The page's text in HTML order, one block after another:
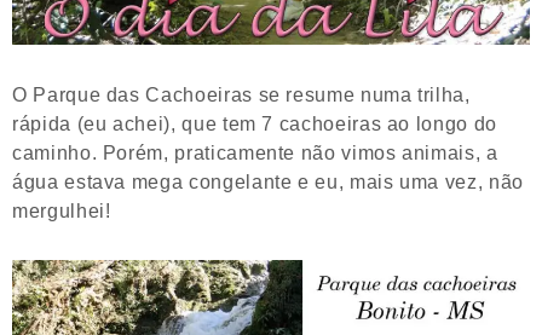
O Parque das Cachoeiras se resume numa trilha,
rápida (eu achei), que tem 7 cachoeiras ao longo do
caminho. Porém, praticamente não vimos animais, a
água estava mega congelante e eu, mais uma vez, não
mergulhei!